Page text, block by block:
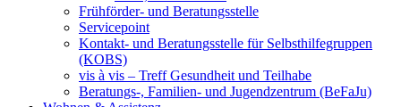
Frühförder- und Beratungsstelle
Servicepoint
Kontakt- und Beratungsstelle für Selbsthilfegruppen
(KOBS)
vis à vis – Treff Gesundheit und Teilhabe
Beratungs-, Familien- und Jugendzentrum (BeFaJu)